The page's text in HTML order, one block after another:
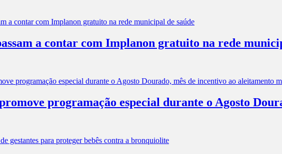
a contar com Implanon gratuito na rede
programação especial durante o Agosto